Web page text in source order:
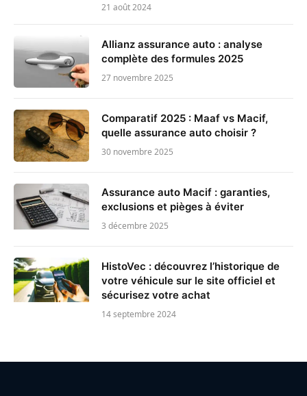
21 août 2024
Allianz assurance auto : analyse
complète des formules 2025
27 novembre 2025
Comparatif 2025 : Maaf vs Macif,
quelle assurance auto choisir ?
30 novembre 2025
Assurance auto Macif : garanties,
exclusions et pièges à éviter
3 décembre 2025
HistoVec : découvrez l’historique de
votre véhicule sur le site officiel et
sécurisez votre achat
14 septembre 2024